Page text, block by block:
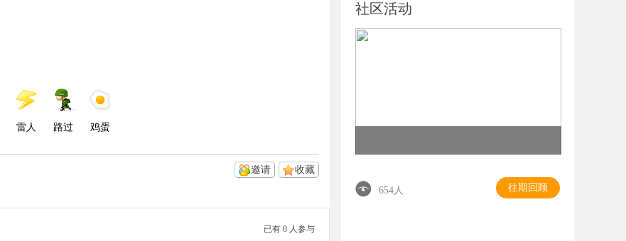
雷人 路过 鸡蛋
收藏
邀请
已有 0 人参与
社区活动
654人 往期回顾